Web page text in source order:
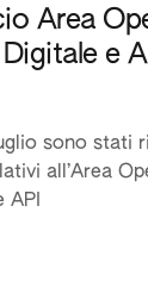
Area
e
sono stati
all’Area
API
il testo del